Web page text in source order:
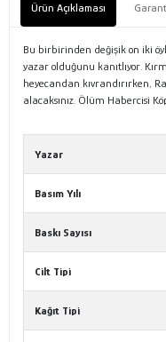
Ürün Açıklaması
Bu birbirinden değişik on iki
yazar olduğunu kanıtlıyor.
heyecandan kıvrandırırken,
alacaksınız. Ölüm Habercisi
Yazar
Basım Yılı
Baskı Sayısı
Cilt Tipi
Kağıt Tipi